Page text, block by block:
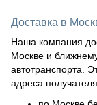
Доставка в
Наша компания
Москве и
автотранспорта.
адреса